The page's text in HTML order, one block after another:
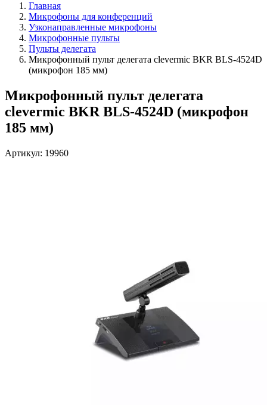
Главная
Микрофоны для конференций
Узконаправленные микрофоны
Микрофонные пульты
Пульты делегата
Микрофонный пульт делегата clevermic BKR BLS-4524D
(микрофон 185 мм)
Микрофонный пульт делегата
clevermic BKR BLS-4524D (микрофон
185 мм)
Артикул: 19960